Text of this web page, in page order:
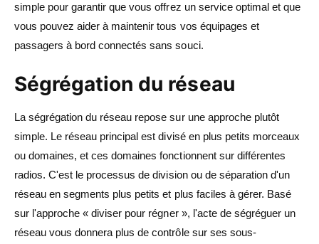
simple pour garantir que vous offrez un service optimal et que
vous pouvez aider à maintenir tous vos équipages et
passagers à bord connectés sans souci.
Ségrégation du réseau
La ségrégation du réseau repose sur une approche plutôt
simple. Le réseau principal est divisé en plus petits morceaux
ou domaines, et ces domaines fonctionnent sur différentes
radios. C'est le processus de division ou de séparation d'un
réseau en segments plus petits et plus faciles à gérer. Basé
sur l'approche « diviser pour régner », l'acte de ségréguer un
réseau vous donnera plus de contrôle sur ses sous-